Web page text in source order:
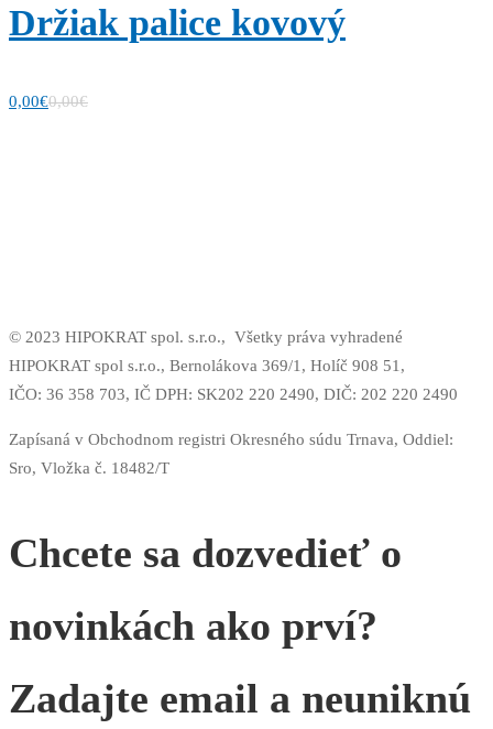
Držiak palice kovový
0,00€0,00€
© 2023 HIPOKRAT spol. s.r.o., Všetky práva vyhradené
HIPOKRAT spol s.r.o., Bernolákova 369/1, Holíč 908 51,
IČO: 36 358 703, IČ DPH: SK202 220 2490, DIČ: 202 220 2490
Zapísaná v Obchodnom registri Okresného súdu Trnava, Oddiel:
Sro, Vložka č. 18482/T
Chcete sa dozvedieť o
novinkách ako prví?
Zadajte email a neuniknú